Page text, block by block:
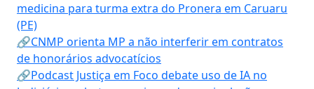
medicina para turma extra do Pronera em Caruaru
(PE)
🔗CNMP orienta MP a não interferir em contratos
de honorários advocatícios
🔗Podcast Justiça em Foco debate uso de IA no